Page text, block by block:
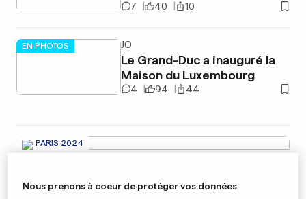
7 40 10
EN PHOTOS JO
Le Grand-Duc a inauguré la
Maison du Luxembourg
4 94 44
PARIS 2024
Le pari fou et réussi d'Antoine
Nous prenons à coeur de protéger vos données